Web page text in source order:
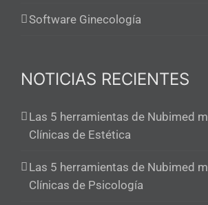
Software Ginecología
NOTICIAS RECIENTES
Las 5 herramientas de Nubimed
Clínicas de Estética
Las 5 herramientas de Nubimed
Clínicas de Psicología